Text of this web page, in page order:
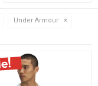
Under Armour